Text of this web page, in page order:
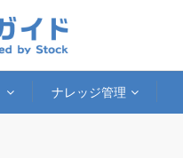
ナレッジ管理